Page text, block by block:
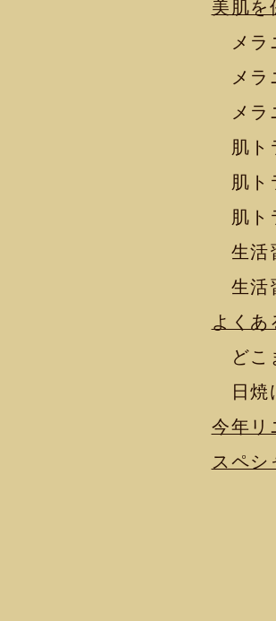
美肌を
メラ
メラ
メラ
肌ト
肌ト
肌ト
生活
生活
よくあ
どこ
日焼
今年
スペ